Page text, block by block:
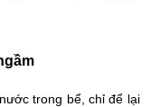
trong bể, chỉ để lại